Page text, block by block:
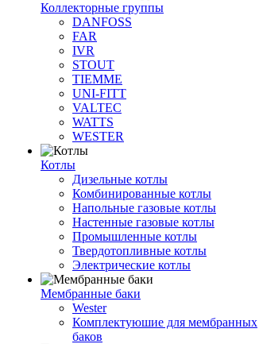
Коллекторные группы
DANFOSS
FAR
IVR
STOUT
TIEMME
UNI-FITT
VALTEC
WATTS
WESTER
Котлы
Дизельные котлы
Комбинированные котлы
Напольные газовые котлы
Настенные газовые котлы
Промышленные котлы
Твердотопливные котлы
Электрические котлы
Мембранные баки
Wester
Комплектуюшие для мембранных
баков